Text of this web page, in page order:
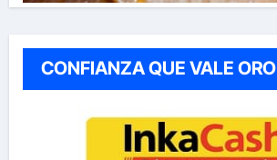
CONFIANZA QUE VALE ORO